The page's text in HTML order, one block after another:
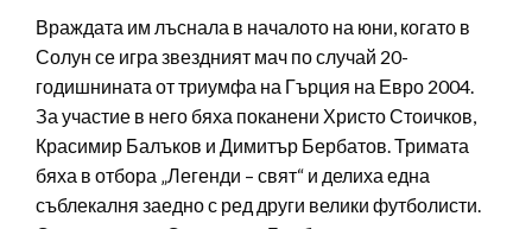
Враждата им лъснала в началото на юни, когато в
Солун се игра звездният мач по случай 20-
годишнината от триумфа на Гърция на Евро 2004.
За участие в него бяха поканени Христо Стоичков,
Красимир Балъков и Димитър Бербатов. Тримата
бяха в отбора „Легенди – свят“ и делиха една
съблекалня заедно с ред други велики футболисти.